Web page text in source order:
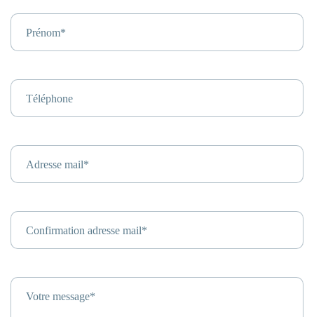
Prénom*
Téléphone
Adresse mail*
Confirmation adresse mail*
Votre message*